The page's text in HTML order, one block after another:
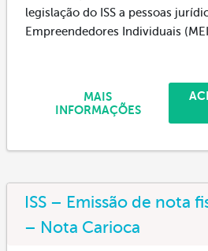
legislação do ISS a pessoas
Empreendedores Individuais
MAIS
INFORMAÇÕES
ISS – Emissão de nota
– Nota Carioca